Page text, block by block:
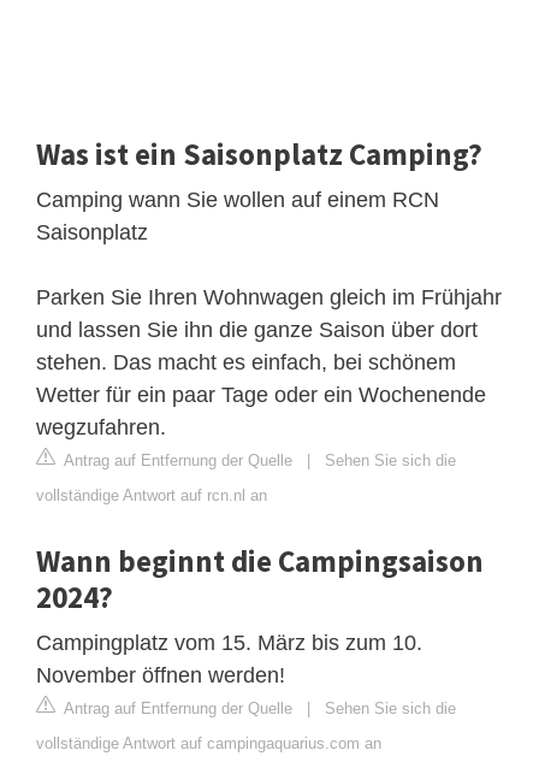
Was ist ein Saisonplatz Camping?
Camping wann Sie wollen auf einem RCN
Saisonplatz
Parken Sie Ihren Wohnwagen gleich im Frühjahr
und lassen Sie ihn die ganze Saison über dort
stehen. Das macht es einfach, bei schönem
Wetter für ein paar Tage oder ein Wochenende
wegzufahren.
Antrag auf Entfernung der Quelle | Sehen Sie sich die
vollständige Antwort auf rcn.nl an
Wann beginnt die Campingsaison
2024?
Campingplatz vom 15. März bis zum 10.
November öffnen werden!
Antrag auf Entfernung der Quelle | Sehen Sie sich die
vollständige Antwort auf campingaquarius.com an